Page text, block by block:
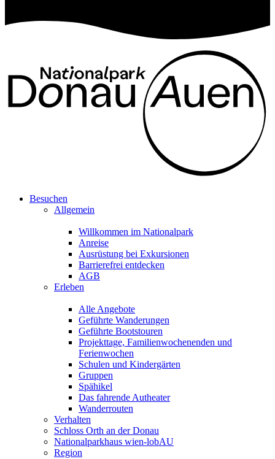
Besuchen
Allgemein
Willkommen im Nationalpark
Anreise
Ausrüstung bei Exkursionen
Barrierefrei entdecken
AGB
Erleben
Alle Angebote
Geführte Wanderungen
Geführte Bootstouren
Projekttage, Familienwochenenden und
Ferienwochen
Schulen und Kindergärten
Gruppen
Spähikel
Das fahrende Autheater
Wanderrouten
Verhalten
Schloss Orth an der Donau
Nationalparkhaus wien-lobAU
Region